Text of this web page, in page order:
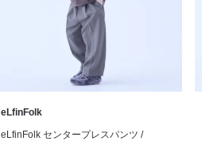
eLfinFolk
eLfinFolk センタープレスパンツ /